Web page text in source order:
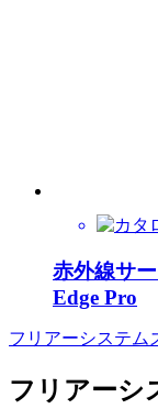
赤外線サ
Edge Pro
フリアーシステム
フリアーシ